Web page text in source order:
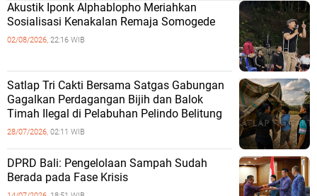
Akustik Iponk Alphablopho Meriahkan
Sosialisasi Kenakalan Remaja Somogede
02/08/2026, 22:16 WIB
Satlap Tri Cakti Bersama Satgas Gabungan
Gagalkan Perdagangan Bijih dan Balok
Timah Ilegal di Pelabuhan Pelindo Belitung
28/07/2026, 02:11 WIB
DPRD Bali: Pengelolaan Sampah Sudah
Berada pada Fase Krisis